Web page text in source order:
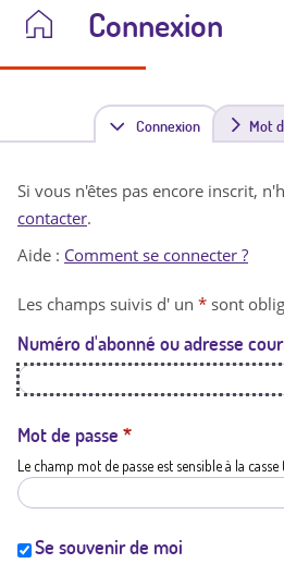
Connexion
Connexion(
n
t
a
t
i
Mot
Si vous n'êtes pas encore inscrit,
contacter.
Aide : Comment se connecter ?
Les champs suivis d' un * sont
Numéro d'abonné ou adresse
Mot de passe *
Le champ mot de passe est sensible à la
Se souvenir de moi